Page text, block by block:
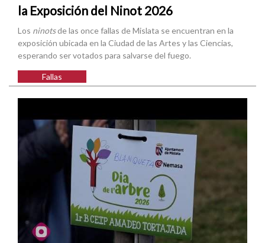
la Exposición del Ninot 2026
Los ninotsde las once fallas de Mislata se encuentran en la
exposición ubicada en la Ciudad de las Artes y las Ciencias,
esperando ser votados para salvarse del fuego.
Fallas